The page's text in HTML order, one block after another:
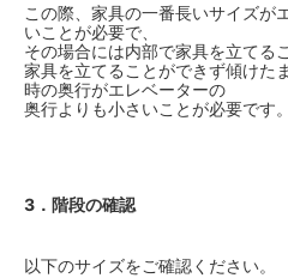
この際、家具の一番長いサイズが
いことが必要で、
その場合には内部で家具を立てる
家具を立てることができず傾けた
時の奥行がエレベーターの
奥行よりも小さいことが必要です。
3．階段の確認
以下のサイズをご確認ください。